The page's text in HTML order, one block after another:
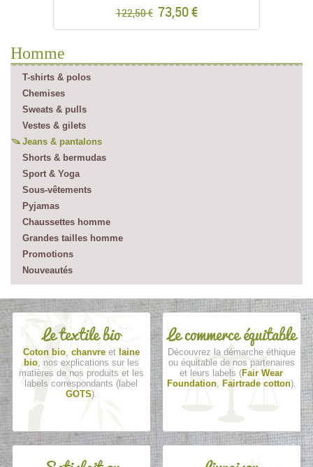
122,50 € 73,50 €
Homme
T-shirts & polos
Chemises
Sweats & pulls
Vestes & gilets
Jeans & pantalons
Shorts & bermudas
Sport & Yoga
Sous-vêtements
Pyjamas
Chaussettes homme
Grandes tailles homme
Promotions
Nouveautés
Le textile bio
Coton bio, chanvreet laine
bio, nos explications sur les
matières de nos produits et les
labels correspondants (label
GOTS).
Le commerce équitable
Découvrez la démarche éthique
ou équitable de nos partenaires
et leurs labels (Fair Wear
Foundation, Fairtrade cotton).